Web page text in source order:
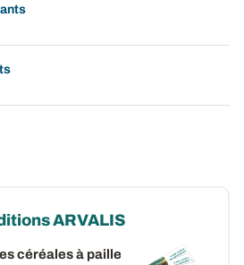
ARVALIS
céréales à paille